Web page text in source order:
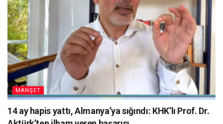
MANŞET
14 ay hapis yattı, Almanya’ya sığındı: KHK’lı Prof. Dr.